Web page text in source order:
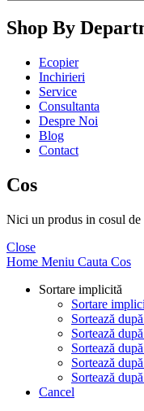
Shop By
Ecopier
Inchirieri
Service
Consultanta
Despre Noi
Blog
Contact
Cos
Nici un produs in cosul de
Close
Home Meniu Cauta Cos
Sortare implicită
Sortare
Sortează
Sortează
Sortează
Sortează
Sortează
Cancel